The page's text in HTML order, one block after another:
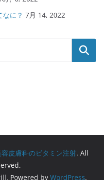
に？ 7月 14, 2022
皮膚科のビタミン注射. All
Powered by WordPress.